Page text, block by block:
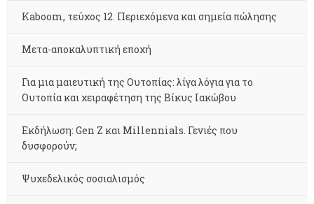
Kaboom, τεύχος 12. Περιεχόμενα και σημεία πώλησης
Μετα-αποκαλυπτική εποχή
Για μια μαιευτική της Ουτοπίας: λίγα λόγια για το
Ουτοπία και χειραφέτηση της Βίκυς Ιακώβου
Εκδήλωση: Gen Z και Millennials. Γενιές που
δυσφορούν;
Ψυχεδελικός σοσιαλισμός